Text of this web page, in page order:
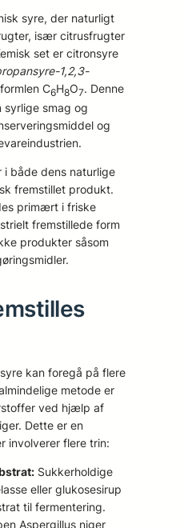
syre, der naturligt
især citrusfrugter
set er citronsyre
1,2,3-
C6H8O7. Denne
syrlige smag og
og
i både dens naturlige
fremstillet produkt.
primært i friske
fremstillede form
produkter såsom
kan foregå på flere
metode er
ved hjælp af
Dette er en
involverer flere trin:
Sukkerholdige
eller glukosesirup
til fermentering.
Aspergillus niger